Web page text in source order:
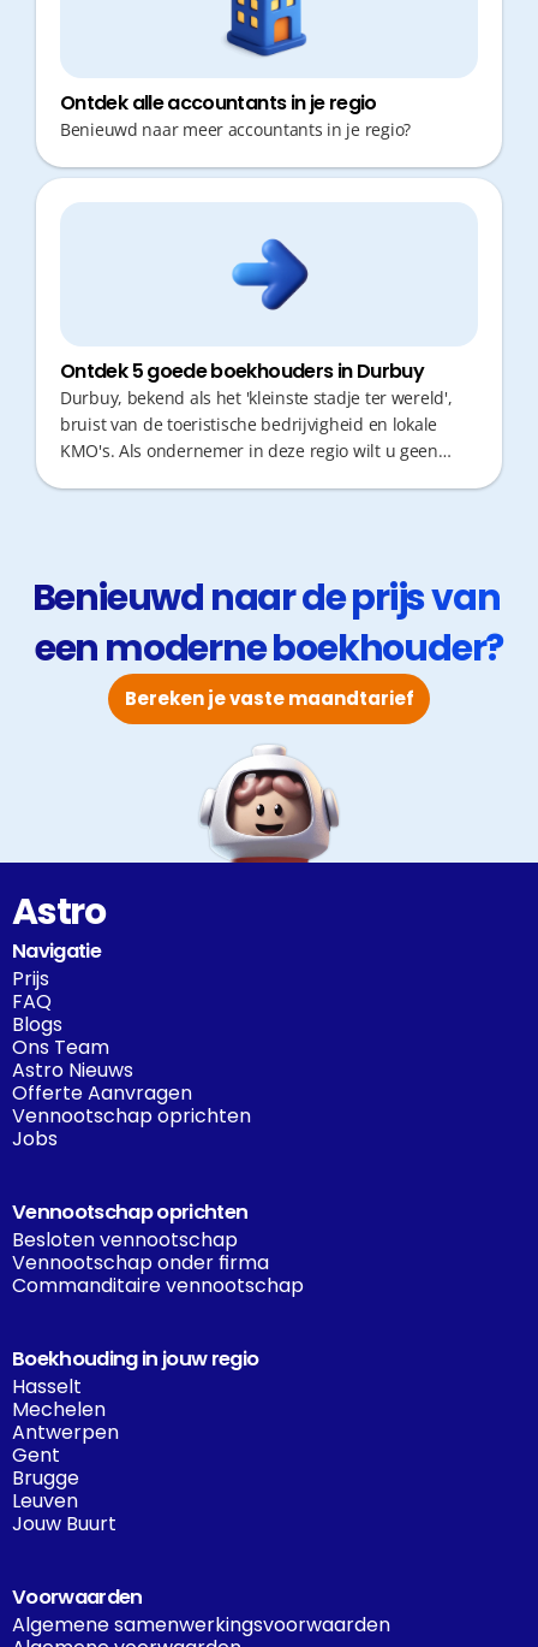
Ontdek alle accountants in je regio
Benieuwd naar meer accountants in je regio?
Ontdek 5 goede boekhouders in Durbuy
Durbuy, bekend als het 'kleinste stadje ter wereld',
bruist van de toeristische bedrijvigheid en lokale
KMO's. Als ondernemer in deze regio wilt u geen
Benieuwd naar de prijs van
een moderne boekhouder?
Bereken je vaste maandtarief
Astro
Navigatie
Prijs
FAQ
Blogs
Ons Team
Astro Nieuws
Offerte Aanvragen
Vennootschap oprichten
Jobs
Vennootschap oprichten
Besloten vennootschap
Vennootschap onder firma
Commanditaire vennootschap
Boekhouding in jouw regio
Hasselt
Mechelen
Antwerpen
Gent
Brugge
Leuven
Jouw Buurt
Voorwaarden
Algemene samenwerkingsvoorwaarden